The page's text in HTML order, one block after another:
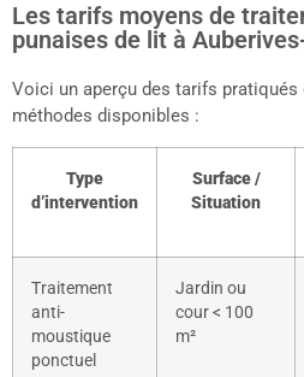
Les tarifs moyens de
punaises de lit à
Voici un aperçu des tarifs
méthodes disponibles :
Type
d’intervention
Surface /
Situation
Traitement
anti-
moustique
ponctuel
Jardin ou
cour < 100
m²